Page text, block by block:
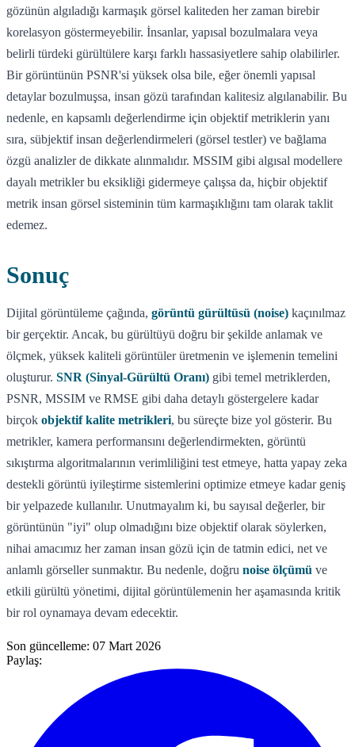
gözünün algıladığı karmaşık görsel kaliteden her zaman birebir
korelasyon göstermeyebilir. İnsanlar, yapısal bozulmalara veya
belirli türdeki gürültülere karşı farklı hassasiyetlere sahip olabilirler.
Bir görüntünün PSNR'si yüksek olsa bile, eğer önemli yapısal
detaylar bozulmuşsa, insan gözü tarafından kalitesiz algılanabilir. Bu
nedenle, en kapsamlı değerlendirme için objektif metriklerin yanı
sıra, sübjektif insan değerlendirmeleri (görsel testler) ve bağlama
özgü analizler de dikkate alınmalıdır. MSSIM gibi algısal modellere
dayalı metrikler bu eksikliği gidermeye çalışsa da, hiçbir objektif
metrik insan görsel sisteminin tüm karmaşıklığını tam olarak taklit
edemez.
Sonuç
Dijital görüntüleme çağında, görüntü gürültüsü (noise) kaçınılmaz
bir gerçektir. Ancak, bu gürültüyü doğru bir şekilde anlamak ve
ölçmek, yüksek kaliteli görüntüler üretmenin ve işlemenin temelini
oluşturur. SNR (Sinyal-Gürültü Oranı) gibi temel metriklerden,
PSNR, MSSIM ve RMSE gibi daha detaylı göstergelere kadar
birçok objektif kalite metrikleri, bu süreçte bize yol gösterir. Bu
metrikler, kamera performansını değerlendirmekten, görüntü
sıkıştırma algoritmalarının verimliliğini test etmeye, hatta yapay zeka
destekli görüntü iyileştirme sistemlerini optimize etmeye kadar geniş
bir yelpazede kullanılır. Unutmayalım ki, bu sayısal değerler, bir
görüntünün "iyi" olup olmadığını bize objektif olarak söylerken,
nihai amacımız her zaman insan gözü için de tatmin edici, net ve
anlamlı görseller sunmaktır. Bu nedenle, doğru noise ölçümü ve
etkili gürültü yönetimi, dijital görüntülemenin her aşamasında kritik
bir rol oynamaya devam edecektir.
Son güncelleme: 07 Mart 2026
Paylaş: